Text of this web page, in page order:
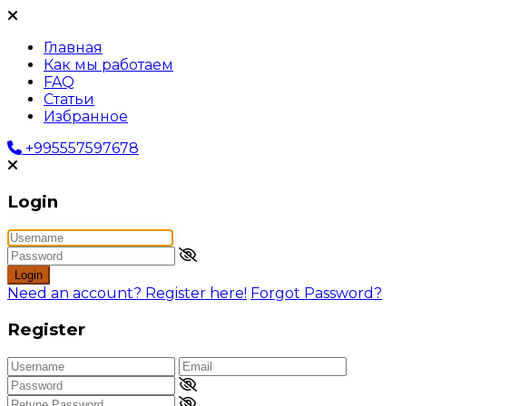
Главная
Как мы работаем
FAQ
Статьи
Избранное
+995557597678
Login
Login
Need an account? Register here! Forgot Password?
Register